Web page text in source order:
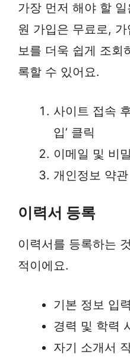
가장 먼저 해야 할
원 가입은 무료로,
보를 더욱 쉽게 조회
록할 수 있어요.
사이트 접속
입’ 클릭
이메일 및 비
개인정보 약
이력서 등록
이력서를 등록하는
적이에요.
기본 정보 입력
경력 및 학력
자기 소개서